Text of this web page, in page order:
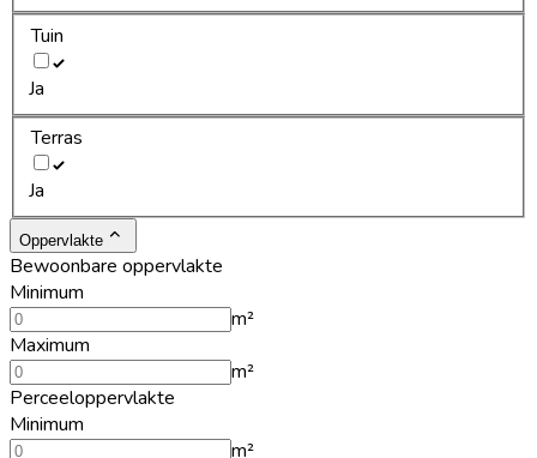
Tuin
Ja
Terras
Ja
Oppervlakte
Bewoonbare oppervlakte
Minimum
m²
Maximum
m²
Perceeloppervlakte
Minimum
m²